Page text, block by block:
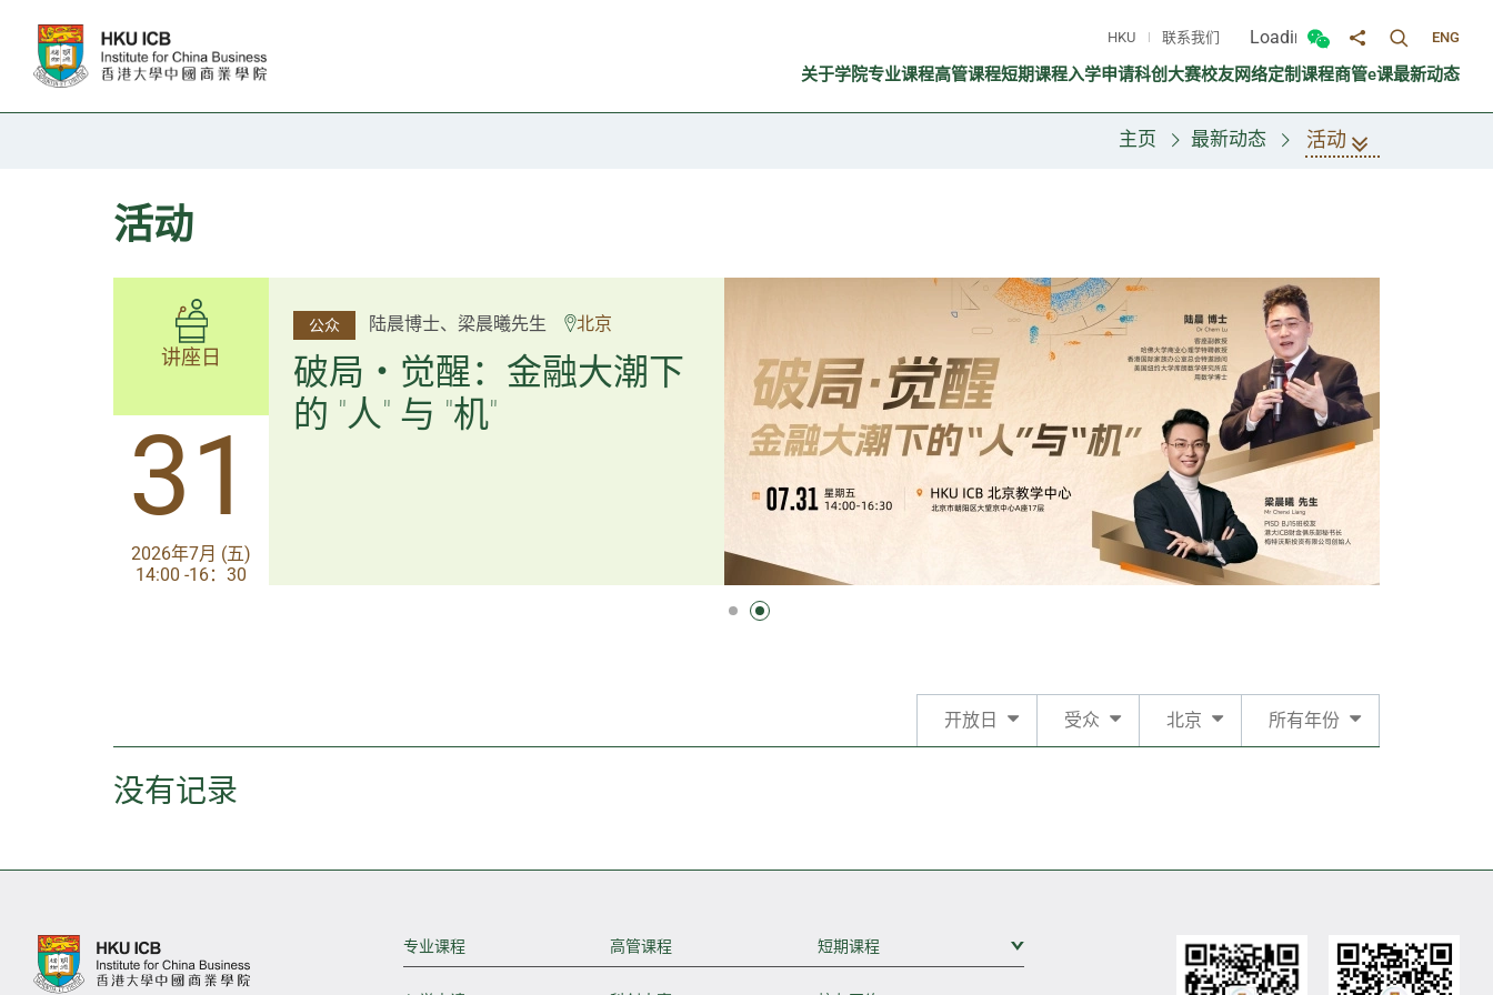
HKU 联系我们 Loading...
切换微信面板
分享至切换搜寻面
ENG
关于学院专业课程高管课程短期课程入学申请科创大赛校友网络定制课程商管e课最新动态
主页 最新动态 活动
活动
讲座日
31
2026年7月 (五)
14:00-17:30
公众 杨文斌先生、邱良弼先生 广州
逻辑×算法：重塑资产配
置内核
讲座日
31
2026年7月 (五)
14:00 -16：30
公众 陆晨博士、梁晨曦先生 北京
破局・觉醒：金融大潮下
的 "人" 与 "机"
开放日 受众 北京 所有年份
没有记录
专业课程 高管课程 短期课程